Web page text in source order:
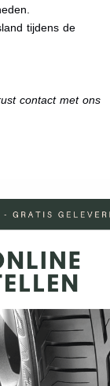
tijdens de
contact met ons